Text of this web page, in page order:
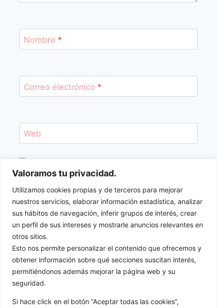
Valoramos tu privacidad.
Utilizamos cookies propias y de terceros para mejorar
nuestros servicios, elaborar información estadística, analizar
sus hábitos de navegación, inferir grupos de interés, crear
un perfil de sus intereses y mostrarle anuncios relevantes en
otros sitios.
Esto nos permite personalizar el contenido que ofrecemos y
obtener información sobre qué secciones suscitan interés,
permitiéndonos además mejorar la página web y su
seguridad.
Si hace click en el botón “Aceptar todas las cookies”,
Nombre *
Correo electrónico *
Web
Recibir un correo electrónico con los
Recibir un correo electrónico con cada nueva
entrada.